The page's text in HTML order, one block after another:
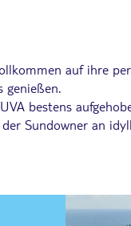
auf ihre
genießen.
bestens
Sundowner an